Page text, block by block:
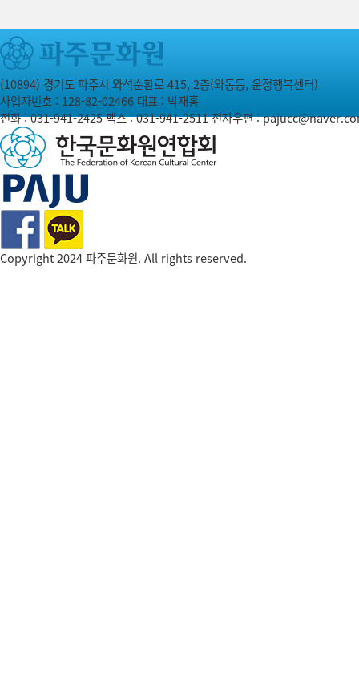
(10894) 경기도 파주시 와석순환로 415, 2층(와동동, 운정행복센터)
사업자번호 : 128-82-02466 대표 : 박재홍
전화 :031-941-2425팩스 : 031-941-2511전자우편 :
Copyright 2024 파주문화원. All rights reserved.